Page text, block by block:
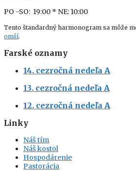
PO -SO: 19:00 * NE: 10:00
Tento štandardný harmonogram sa môže
omší.
Farské oznamy
14. cezročná nedeľa A
13. cezročná nedeľa A
12. cezročná nedeľa A
Linky
Náš tím
Náš kostol
Hospodárenie
Pastorácia